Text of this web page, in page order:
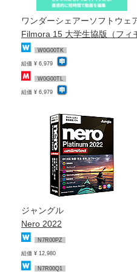
ワンダーシェアーソフトウェ
Filmora 15 大学生協版（フィ
W0G00TK
組価 ¥ 6,979
W0G00TL
組価 ¥ 6,979
ジャングル
Nero 2022
N7R00PZ
組価 ¥ 12,980
N7R00Q1